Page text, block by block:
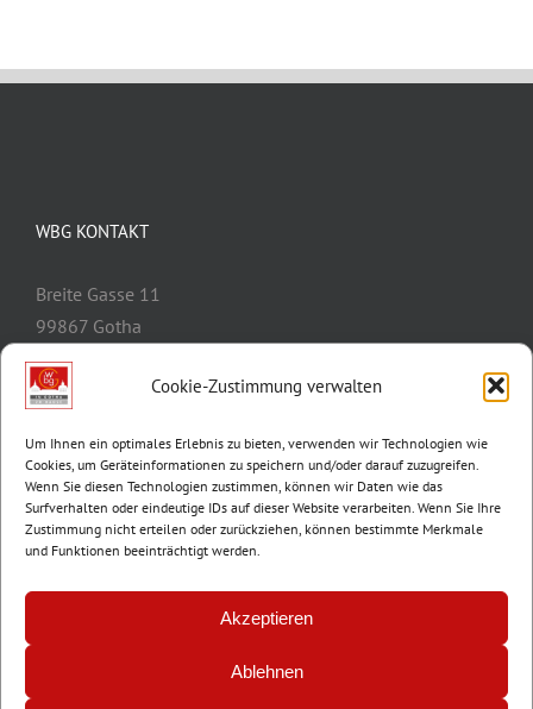
Cookie-Zustimmung verwalten
Um Ihnen ein optimales Erlebnis zu bieten, verwenden wir Technologien wie
Cookies, um Geräteinformationen zu speichern und/oder darauf zuzugreifen.
Wenn Sie diesen Technologien zustimmen, können wir Daten wie das
Surfverhalten oder eindeutige IDs auf dieser Website verarbeiten. Wenn Sie Ihre
Zustimmung nicht erteilen oder zurückziehen, können bestimmte Merkmale
und Funktionen beeinträchtigt werden.
Akzeptieren
Ablehnen
WBG KONTAKT
Breite Gasse 11
99867 Gotha
Telefon:
E-Mail:
info@wbg-gotha.de